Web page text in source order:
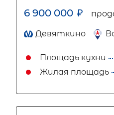
6 900 000 ₽
Девяткино
Площадь кухни
Жилая площадь